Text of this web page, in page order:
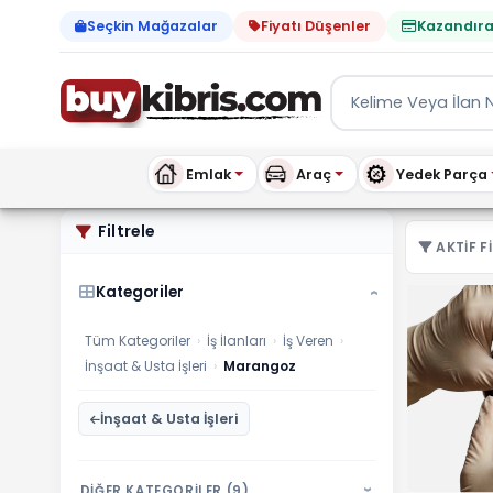
Seçkin Mağazalar Fiyatı Düşenler
Emlak Araç Yedek Parça
İş Veren Marangoz
Filtrele
Kategoriler ›
Tüm Kategoriler › İş İlanları › İş Veren ›
İnşaat & Usta İşleri › Marangoz
İnşaat & Usta İşleri
›
AKTIF